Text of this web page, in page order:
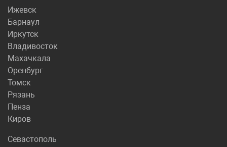
Ижевск
Барнаул
Иркутск
Владивосток
Махачкала
Оренбург
Томск
Рязань
Пенза
Киров
Севастополь